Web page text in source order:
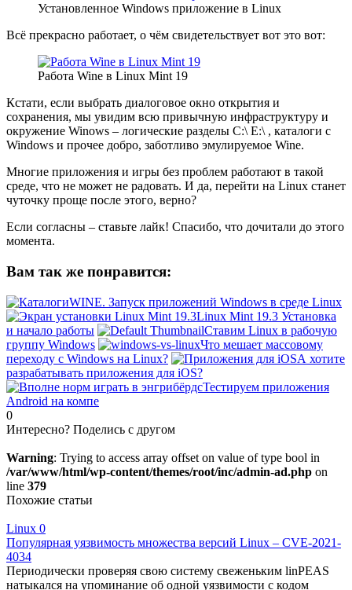
Установленное Windows приложение в Linux
Всё прекрасно работает, о чём свидетельствует вот это вот:
Работа Wine в Linux Mint 19
Кстати, если выбрать диалоговое окно открытия и
сохранения, мы увидим всю привычную инфраструктуру и
окружение Winows – логические разделы C:\ E:\ , каталоги с
Windows и прочее добро, заботливо эмулируемое Wine.
Многие приложения и игры без проблем работают в такой
среде, что не может не радовать. И да, перейти на Linux станет
чуточку проще после этого, верно?
Если согласны – ставьте лайк! Спасибо, что дочитали до этого
момента.
Вам так же понравится:
WINE. Запуск приложений Windows в среде Linux
Linux Mint 19.3 Установка
и начало работы
Ставим Linux в рабочую
группу Windows
Что мешает массовому
переходу с Windows на Linux?
А хотите
разрабатывать приложения для iOS?
Тестируем приложения
Android на компе
0
Интересно? Поделись с другом
Warning: Trying to access array offset on value of type bool in
/var/www/html/wp-content/themes/root/inc/admin-ad.php on
line 379
Похожие статьи
Linux 0
Популярная уязвимость множества версий Linux – CVE-2021-
4034
Периодически проверяя свою систему свеженьким linPEAS
натыкался на упоминание об одной уязвимости с кодом